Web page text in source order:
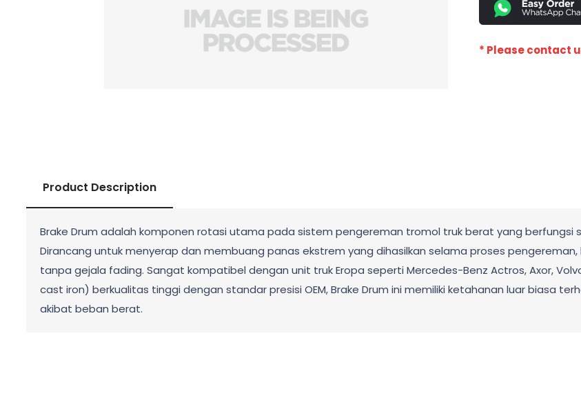
* Please contact
Product Description
Brake Drum adalah komponen rotasi utama pada sistem pengereman tromol truk berat yang
Dirancang untuk menyerap dan membuang panas ekstrem yang dihasilkan selama proses
tanpa gejala fading. Sangat kompatibel dengan unit truk Eropa seperti Mercedes-Benz Actros, Axor,
cast iron) berkualitas tinggi dengan standar presisi OEM, Brake Drum ini memiliki ketahanan luar biasa
akibat beban berat.